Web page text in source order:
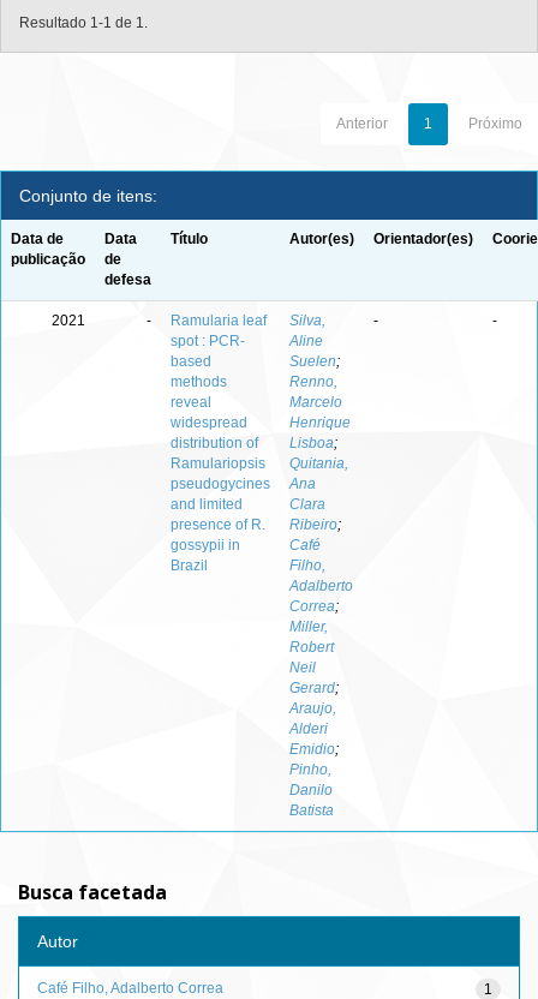
Resultado 1-1 de 1.
Anterior 1 Próximo
Conjunto de itens:
Data de
publicação
Data
de
defesa
Título Autor(es) Orientador(es)
2021 -
Ramularia leaf
spot : PCR-
based
methods
reveal
widespread
distribution of
Ramulariopsis
pseudogycines
and limited
presence of R.
gossypii in
Brazil
Silva,
Aline
Suelen;
Renno,
Marcelo
Henrique
Lisboa;
Quitania,
Ana
Clara
Ribeiro;
Café
Filho,
Adalberto
Correa;
Miller,
Robert
Neil
Gerard;
Araujo,
Alderi
Emidio;
Pinho,
Danilo
Batista
- -
Busca facetada
Autor
1
Café Filho, Adalberto Correa